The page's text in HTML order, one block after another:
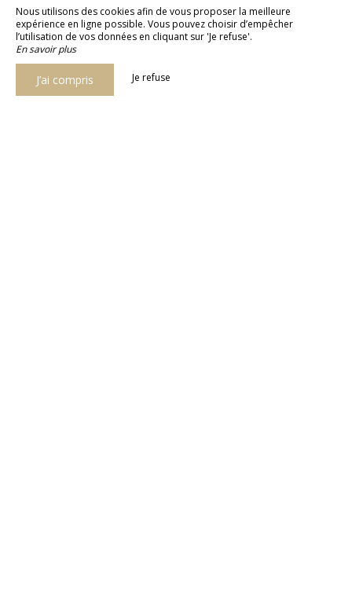
Nous utilisons des cookies afin de vous proposer la meilleure
expérience en ligne possible. Vous pouvez choisir d’empêcher
l’utilisation de vos données en cliquant sur 'Je refuse'.
En savoir plus
J’ai compris Je refuse